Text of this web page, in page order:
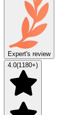
Expert's review
4.0(1180+)